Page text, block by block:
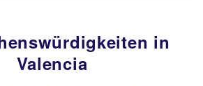
in
Valencia